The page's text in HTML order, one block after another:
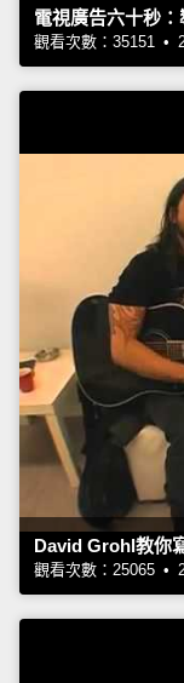
電視廣告六十秒
觀看次數：35151 •
David Grohl教你
觀看次數：25065 •